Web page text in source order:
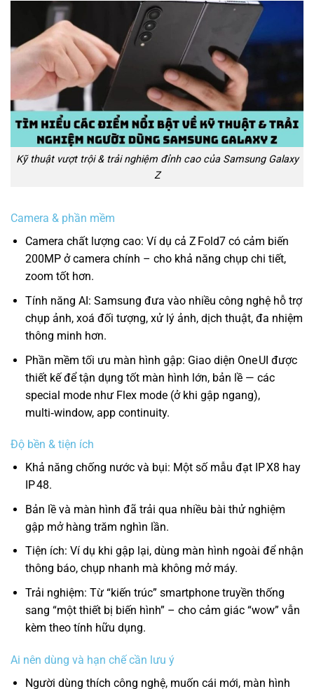
Kỹ thuật vượt trội & trải nghiệm đỉnh cao của Samsung Galaxy
Z
Camera & phần mềm
Camera chất lượng cao: Ví dụ cả Z Fold7 có cảm biến
200MP ở camera chính – cho khả năng chụp chi tiết,
zoom tốt hơn.
Tính năng AI: Samsung đưa vào nhiều công nghệ hỗ trợ
chụp ảnh, xoá đối tượng, xử lý ảnh, dịch thuật, đa nhiệm
thông minh hơn.
Phần mềm tối ưu màn hình gập: Giao diện One UI được
thiết kế để tận dụng tốt màn hình lớn, bản lề — các
special mode như Flex mode (ở khi gập ngang),
multi‑window, app continuity.
Độ bền & tiện ích
Khả năng chống nước và bụi: Một số mẫu đạt IP X8 hay
IP 48.
Bản lề và màn hình đã trải qua nhiều bài thử nghiệm
gập mở hàng trăm nghìn lần.
Tiện ích: Ví dụ khi gập lại, dùng màn hình ngoài để nhận
thông báo, chụp nhanh mà không mở máy.
Trải nghiệm: Từ “kiến trúc” smartphone truyền thống
sang “một thiết bị biến hình” – cho cảm giác “wow” vẫn
kèm theo tính hữu dụng.
Ai nên dùng và hạn chế cần lưu ý
Người dùng thích công nghệ, muốn cái mới, màn hình